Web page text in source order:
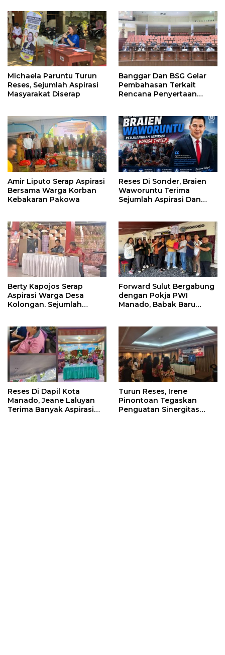
Tahun Depan
Michaela Paruntu Turun
Reses, Sejumlah Aspirasi
Masyarakat Diserap
Banggar Dan BSG Gelar
Pembahasan Terkait
Rencana Penyertaan
Amir Liputo Serap Aspirasi
Bersama Warga Korban
Kebakaran Pakowa
Reses Di Sonder, Braien
Waworuntu Terima
Sejumlah Aspirasi Dan
Berty Kapojos Serap
Aspirasi Warga Desa
Kolongan. Sejumlah
Forward Sulut Bergabung
dengan Pokja PWI
Manado, Babak Baru
Reses Di Dapil Kota
Manado, Jeane Laluyan
Terima Banyak Aspirasi
Turun Reses, Irene
Pinontoan Tegaskan
Penguatan Sinergitas